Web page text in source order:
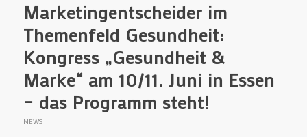
Marketingentscheider im
Themenfeld Gesundheit:
Kongress „Gesundheit &
Marke“ am 10/11. Juni in Essen
– das Programm steht!
NEWS